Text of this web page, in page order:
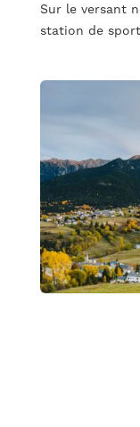
Sur le versant
station de